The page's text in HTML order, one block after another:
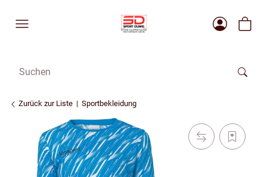
Zurück zur Liste Sportbekleidung